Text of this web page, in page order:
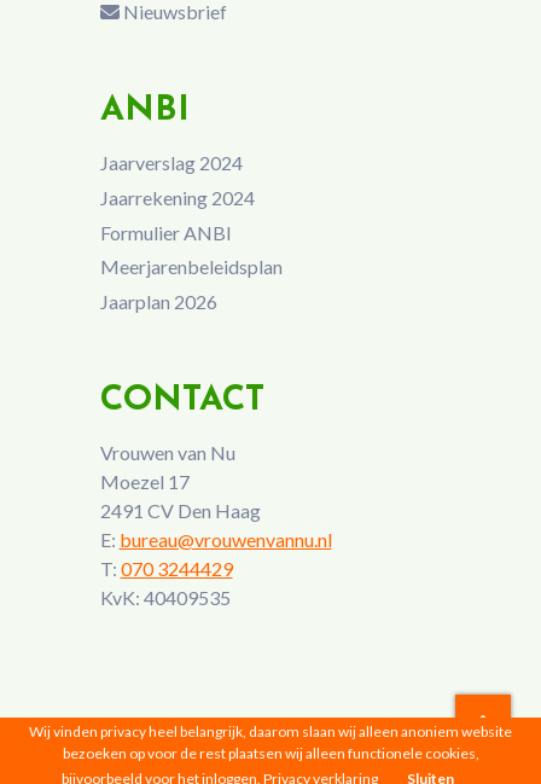
Nieuwsbrief
ANBI
Jaarverslag 2024
Jaarrekening 2024
Formulier ANBI
Meerjarenbeleidsplan
Jaarplan 2026
CONTACT
Vrouwen van Nu
Moezel 17
2491 CV Den Haag
E: bureau@vrouwenvannu.nl
T: 070 3244429
KvK: 40409535
Vrouwen van Nu © 2026 |Privacyverklaring
Wij vinden privacy heel belangrijk, daarom slaan wij alleen anoniem website
bezoeken op voor de rest plaatsen wij alleen functionele cookies,
bijvoorbeeld voor het inloggen. Privacy verklaring Sluiten